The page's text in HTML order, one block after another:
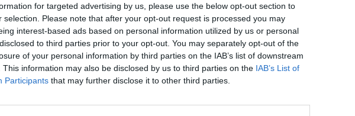
for targeted advertising by us, please use the below opt-out section to
selection. Please note that after your opt-out request is processed you may
interest-based ads based on personal information utilized by us or personal
to third parties prior to your opt-out. You may separately opt-out of the
of your personal information by third parties on the IAB’s list of downstream
This information may also be disclosed by us to third parties on the IAB’s List of
Participants that may further disclose it to other third parties.